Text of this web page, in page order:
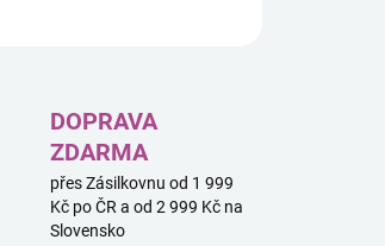
DOPRAVA
ZDARMA
přes Zásilkovnu od 1 999
Kč po ČR a od 2 999 Kč na
Slovensko